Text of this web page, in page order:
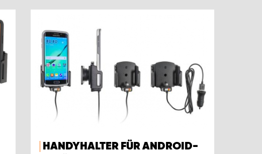
HANDYHALTER FÜR ANDROID-